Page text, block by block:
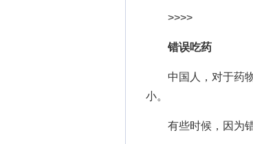
>>>>
错误吃药
中国人，对于药物
小。
有些时候，因为错